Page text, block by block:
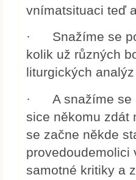
vnímatsituaci teď
· Snažíme se
kolik už různých
liturgických
· A snažíme se
sice někomu zdát
se začne někde
provedoudemolici
samotné kritiky a